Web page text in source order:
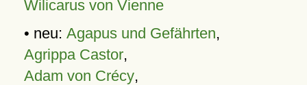
Wilicarus von Vienne
• neu: Agapus und Gefährten,
Agrippa Castor,
Adam von Crécy,